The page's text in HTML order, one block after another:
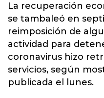
La recuperación
se tambaleó en
reimposición de
actividad para
coronavirus hizo
servicios, según
publicada el lunes.